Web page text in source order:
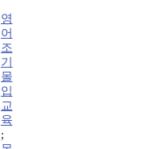
영
어
조
기
몰
입
교
육
;